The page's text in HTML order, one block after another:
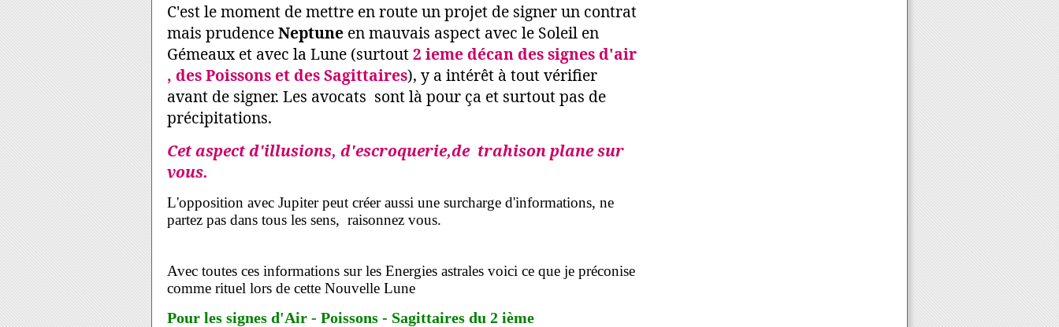
C'est le moment de mettre en route un projet de signer un contrat
mais prudenceNeptune en mauvais aspect avec le Soleil en
Gémeaux et avec la Lune (surtout2 ieme décan des signes d'air
, des Poissons et des Sagittaires), y a intérêt à tout vérifier
avant de signer. Les avocats sont là pour ça et surtout pas de
précipitations.
Cet aspect d'illusions, d'escroquerie,de trahison plane sur
vous.
L'opposition avec Jupiter peut créer aussi une surcharge d'informations, ne
partez pas dans tous les sens, raisonnez vous.
Avec toutes ces informations sur les Energies astrales voici ce que je préconise
comme rituel lors de cette Nouvelle Lune
Pour les signes d'Air - Poissons - Sagittaires du 2 ième